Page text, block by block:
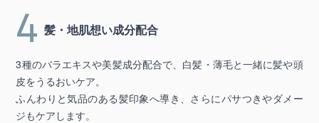
4 髪・地肌想い成分配合
3種のバラエキスや美髪成分配合で、白髪・薄毛と一緒に髪や頭
皮をうるおいケア。
ふんわりと気品のある髪印象へ導き、さらにパサつきやダメー
ジもケアします。